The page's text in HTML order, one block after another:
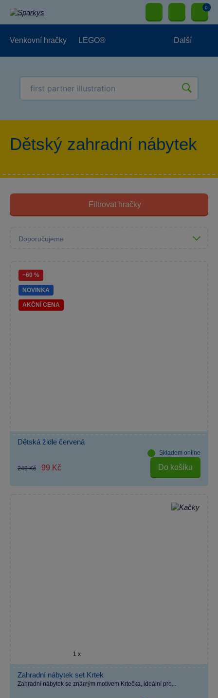
0
Venkovní hračky LEGO® Další
Dětský zahradní nábytek
Filtrovat hračky
−60 %
NOVINKA
AKČNÍ CENA
Dětská židle červená
Skladem online
249 Kč 99 Kč Do košíku
1 x
Zahradní nábytek set Krtek
Zahradní nábytek se známým motivem Krtečka, ideální pro...